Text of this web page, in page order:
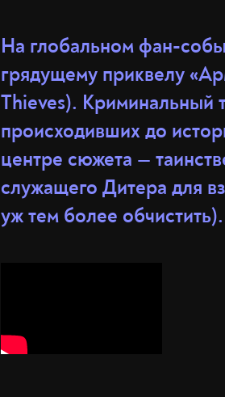
На глобальном фан-
грядущему приквелу
Thieves). Криминальный
происходивших до
центре сюжета —
служащего Дитера для
уж тем более обчистить).